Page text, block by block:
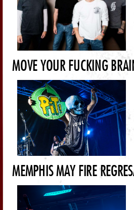
MOVE YOUR FUCKING
MEMPHIS MAY FIRE